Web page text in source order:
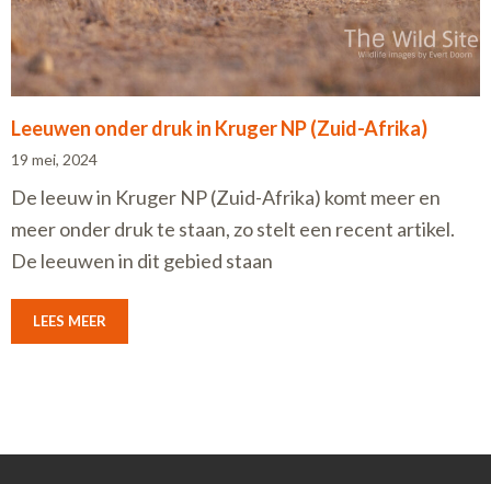
Leeuwen onder druk in Kruger NP (Zuid-Afrika)
19 mei, 2024
De leeuw in Kruger NP (Zuid-Afrika) komt meer en
meer onder druk te staan, zo stelt een recent artikel.
De leeuwen in dit gebied staan
LEES MEER